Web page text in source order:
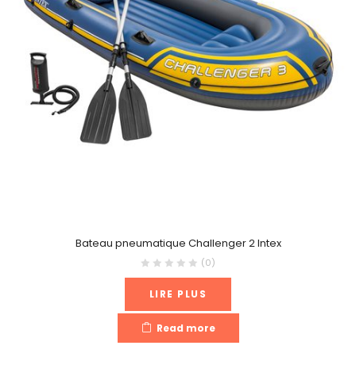
Bateau pneumatique Challenger 2 Intex
(0)
LIRE PLUS
Read more